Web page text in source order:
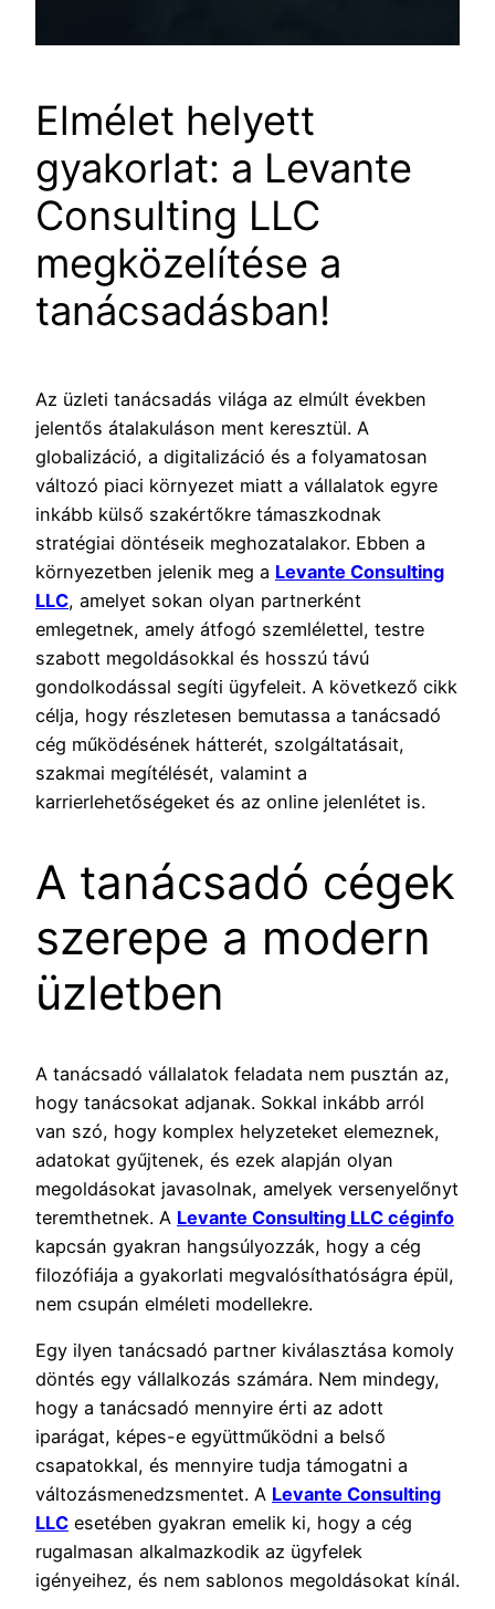
Elmélet helyett
gyakorlat: a Levante
Consulting LLC
megközelítése a
tanácsadásban!
Az üzleti tanácsadás világa az elmúlt években
jelentős átalakuláson ment keresztül. A
globalizáció, a digitalizáció és a folyamatosan
változó piaci környezet miatt a vállalatok egyre
inkább külső szakértőkre támaszkodnak
stratégiai döntéseik meghozatalakor. Ebben a
környezetben jelenik meg a Levante Consulting
LLC, amelyet sokan olyan partnerként
emlegetnek, amely átfogó szemlélettel, testre
szabott megoldásokkal és hosszú távú
gondolkodással segíti ügyfeleit. A következő cikk
célja, hogy részletesen bemutassa a tanácsadó
cég működésének hátterét, szolgáltatásait,
szakmai megítélését, valamint a
karrierlehetőségeket és az online jelenlétet is.
A tanácsadó cégek
szerepe a modern
üzletben
A tanácsadó vállalatok feladata nem pusztán az,
hogy tanácsokat adjanak. Sokkal inkább arról
van szó, hogy komplex helyzeteket elemeznek,
adatokat gyűjtenek, és ezek alapján olyan
megoldásokat javasolnak, amelyek versenyelőnyt
teremthetnek. A Levante Consulting LLC céginfo
kapcsán gyakran hangsúlyozzák, hogy a cég
filozófiája a gyakorlati megvalósíthatóságra épül,
nem csupán elméleti modellekre.
Egy ilyen tanácsadó partner kiválasztása komoly
döntés egy vállalkozás számára. Nem mindegy,
hogy a tanácsadó mennyire érti az adott
iparágat, képes-e együttműködni a belső
csapatokkal, és mennyire tudja támogatni a
változásmenedzsmentet. A Levante Consulting
LLC esetében gyakran emelik ki, hogy a cég
rugalmasan alkalmazkodik az ügyfelek
igényeihez, és nem sablonos megoldásokat kínál.